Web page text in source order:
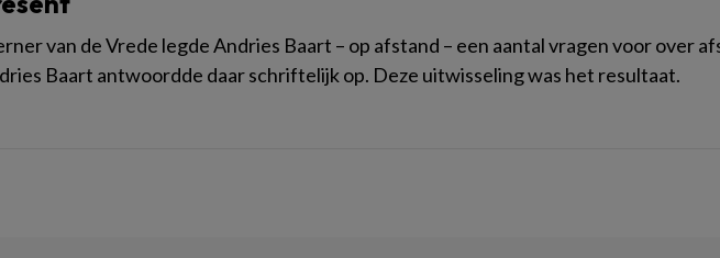
van de Vrede legde Andries Baart – op afstand – een aantal vragen voor over
Baart antwoordde daar schriftelijk op. Deze uitwisseling was het resultaat.